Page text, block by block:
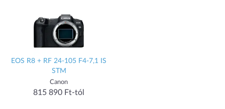
EOS R8 + RF 24-105 F4-7,1 IS
STM
Canon
815 890 Ft-tól